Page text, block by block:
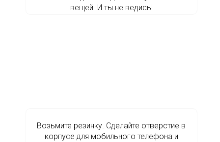
вещей. И ты не ведись!
Возьмите резинку. Сделайте отверстие в
корпусе для мобильного телефона и